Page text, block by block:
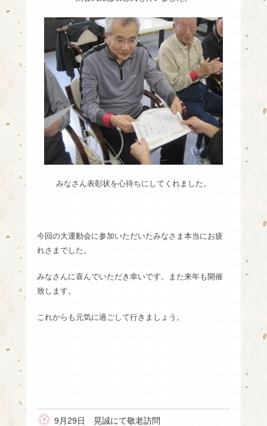
みなさん表彰状を心待ちにしてくれました。
今回の大運動会に参加いただいたみなさま本当にお疲
れさまでした。
みなさんに喜んでいただき幸いです。また来年も開催
致します。
これからも元気に過ごして行きましょう。
9月29日 晃誠にて敬老訪問